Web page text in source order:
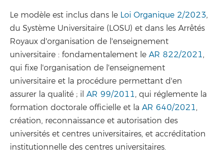
Le modèle est inclus dans le Loi Organique 2/2023,
du Système Universitaire (LOSU) et dans les Arrêtés
Royaux d'organisation de l'enseignement
universitaire : fondamentalement le AR 822/2021,
qui fixe l'organisation de l'enseignement
universitaire et la procédure permettant d'en
assurer la qualité ; il AR 99/2011, qui réglemente la
formation doctorale officielle et la AR 640/2021,
création, reconnaissance et autorisation des
universités et centres universitaires, et accréditation
institutionnelle des centres universitaires.